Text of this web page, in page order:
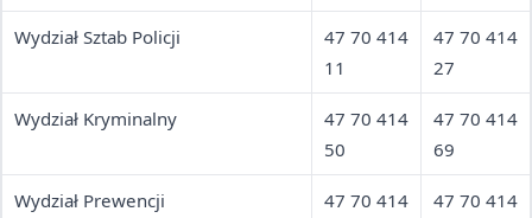
Wydział Sztab Policji
47 70 414
11
47 70 414
27
Wydział Kryminalny
47 70 414
50
47 70 414
69
Wydział Prewencji
47 70 414
47 70 414